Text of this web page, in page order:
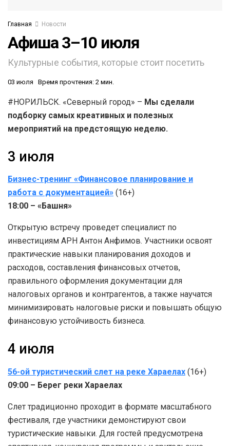
Главная Новости
Афиша 3–10 июля
Культурные события, которые стоит посетить
03 июля Время прочтения: 2 мин.
#НОРИЛЬСК. «Северный город» – Мы сделали
подборку самых креативных и полезных
мероприятий на предстоящую неделю.
3 июля
Бизнес-тренинг «Финансовое планирование и
работа с документацией» (16+)
18:00 – «Башня»
Открытую встречу проведет специалист по
инвестициям АРН Антон Анфимов. Участники освоят
практические навыки планирования доходов и
расходов, составления финансовых отчетов,
правильного оформления документации для
налоговых органов и контрагентов, а также научатся
минимизировать налоговые риски и повышать общую
финансовую устойчивость бизнеса.
4 июля
56-ой туристический слет на реке Хараелах (16+)
09:00 – Берег реки Хараелах
Слет традиционно проходит в формате масштабного
фестиваля, где участники демонстируют свои
туристические навыки. Для гостей предусмотрена